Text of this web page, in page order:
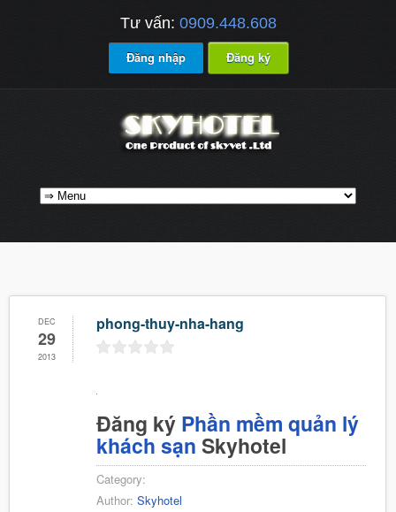
Tư vấn: 0909.448.608
Đăng nhập Đăng ký
DEC
29
2013
phong-thuy-nha-hang
Đăng ký Phần mềm quản lý
khách sạn Skyhotel
Category:
Author: Skyhotel